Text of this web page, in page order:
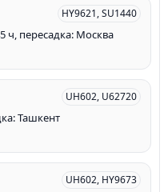
HY9621, SU1440
ч, пересадка: Москва
UH602, U62720
Ташкент
UH602, HY9673